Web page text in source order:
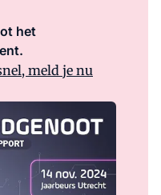
het
meld je nu